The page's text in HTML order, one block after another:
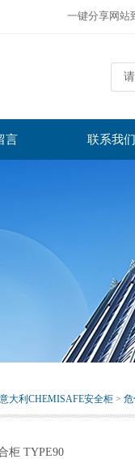
一键分享网站
言 联系我们
意大利CHEMISAFE安全柜 >
柜 TYPE90